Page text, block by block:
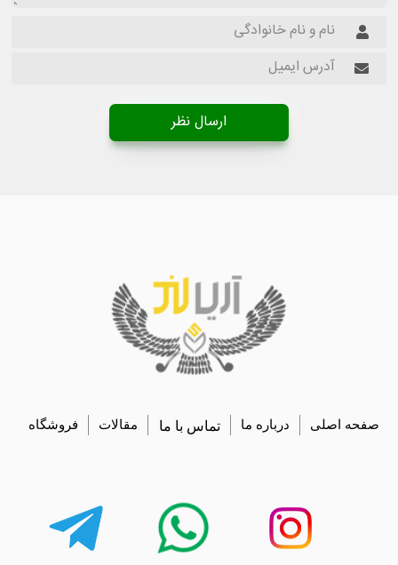
ارسال نظر
صفحه اصلی درباره ما تماس با ما مقالات فروشگاه